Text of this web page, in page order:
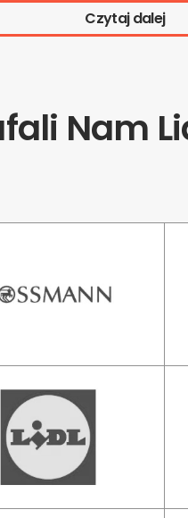
Czytaj dalej
Nam